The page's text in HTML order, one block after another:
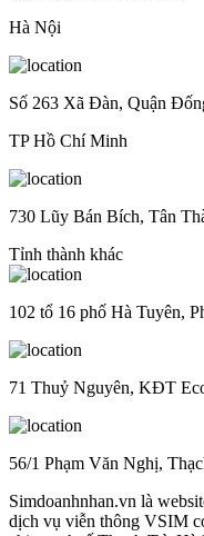
Hà Nội
Số 263 Xã Đàn, Quận
TP Hồ Chí Minh
730 Lũy Bán Bích, Tân
Tỉnh thành khác
102 tổ 16 phố Hà Tuyên,
71 Thuỷ Nguyên, KĐT
56/1 Phạm Văn Nghị,
Simdoanhnhan.vn là
dịch vụ viễn thông VSIM